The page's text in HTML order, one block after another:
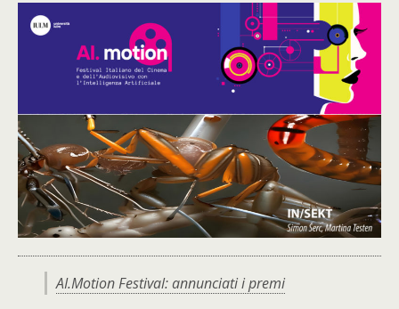
AI.Motion Festival: annunciati i premi